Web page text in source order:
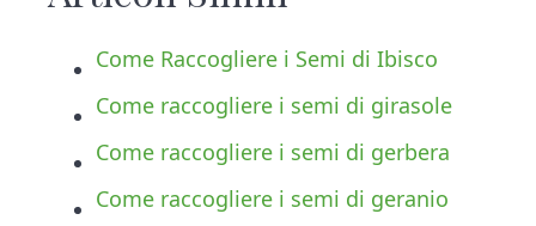
Come Raccogliere i Semi di Ibisco
Come raccogliere i semi di girasole
Come raccogliere i semi di gerbera
Come raccogliere i semi di geranio